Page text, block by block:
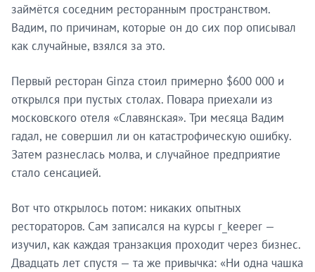
займётся соседним ресторанным пространством.
Вадим, по причинам, которые он до сих пор описывал
как случайные, взялся за это.
Первый ресторан Ginza стоил примерно $600 000 и
открылся при пустых столах. Повара приехали из
московского отеля «Славянская». Три месяца Вадим
гадал, не совершил ли он катастрофическую ошибку.
Затем разнеслась молва, и случайное предприятие
стало сенсацией.
Вот что открылось потом: никаких опытных
рестораторов. Сам записался на курсы r_keeper —
изучил, как каждая транзакция проходит через бизнес.
Двадцать лет спустя — та же привычка: «Ни одна чашка